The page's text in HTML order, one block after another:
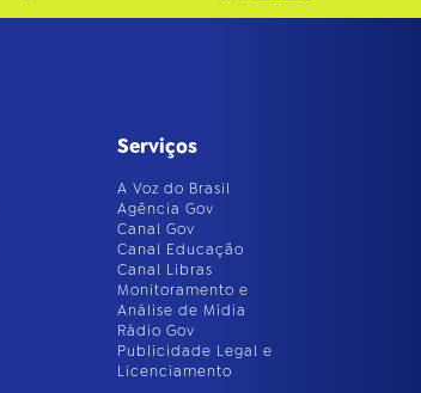
Serviços
A Voz do Brasil
Agência Gov
Canal Gov
Canal Educação
Canal Libras
Monitoramento e
Análise de Mídia
Rádio Gov
Publicidade Legal e
Licenciamento